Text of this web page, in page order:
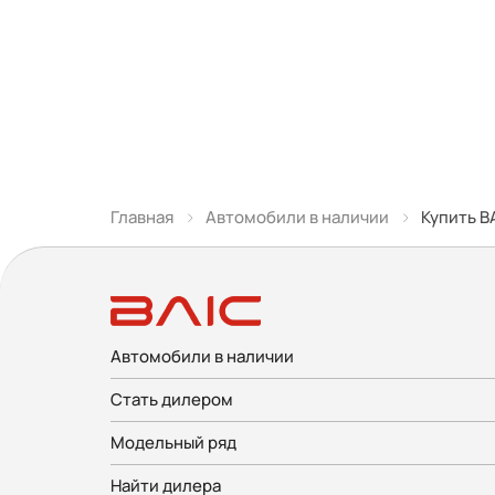
Главная Автомобили в наличии Купить
Автомобили в наличии
Стать дилером
Модельный ряд
Найти дилера